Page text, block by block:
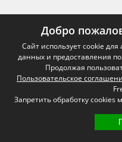
Добро
Сайт использует cookie
данных и предоставления
Продолжая
Пользовательское
Запретить обработку cookies